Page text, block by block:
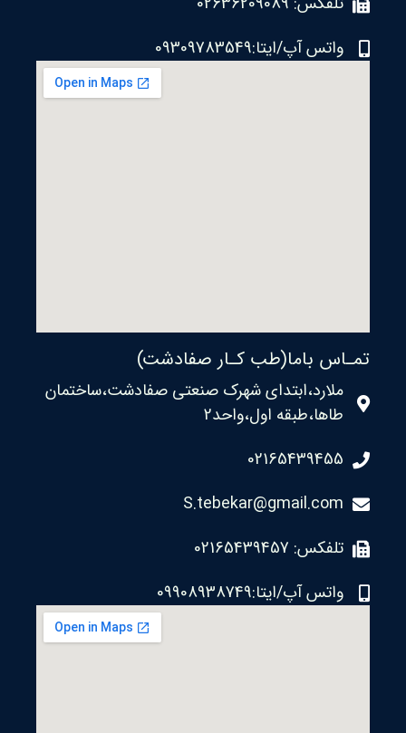
واتس آپ/ایتا:09309783549
تمـاس باما(طب کـار صفادشت)
ملارد،ابتدای شهرک صنعتی صفادشت،ساختمان
طاها،طبقه اول،واحد2
02165439455
S.tebekar@gmail.com
تلفکس: 02165439457
واتس آپ/ایتا:09908938749